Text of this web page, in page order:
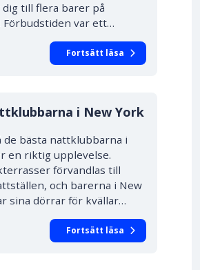
till flera barer på
Förbudstiden var ett…
Fortsätt läsa
i New York
de bästa nattklubbarna i
en riktig upplevelse.
förvandlas till
och barerna i New
sina dörrar för kvällar…
Fortsätt läsa